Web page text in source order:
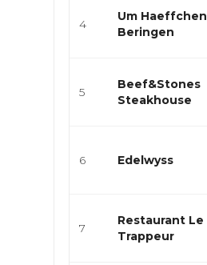
4
Um Haeffchen
Beringen
5
Beef&Stones
Steakhouse
6 Edelwyss
7
Restaurant Le
Trappeur